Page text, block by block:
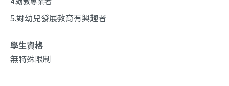
5.對幼兒發展教育有興趣者
學生資格
無特殊限制